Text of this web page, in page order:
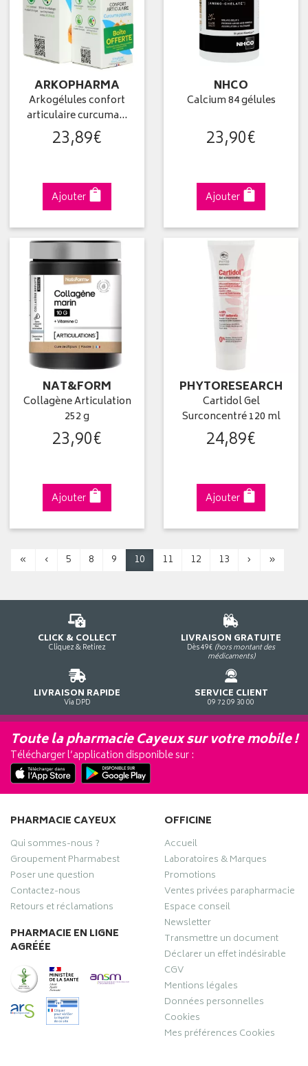
ARKOPHARMA
Arkogélules confort
articulaire curcuma…
23,89€
Ajouter
NHCO
Calcium 84 gélules
23,90€
Ajouter
NAT&FORM
Collagène Articulation
252 g
23,90€
Ajouter
PHYTORESEARCH
Cartidol Gel
Surconcentré 120 ml
24,89€
Ajouter
« ‹ 5 8 9 10 11 12 13 › »
CLICK & COLLECT
Cliquez & Retirez
LIVRAISON GRATUITE
Dès 49€ (hors montant des
médicaments)
LIVRAISON RAPIDE
Via DPD
SERVICE CLIENT
09 72 09 30 00
Toute la pharmacie Cayeux sur votre mobile !
Télécharger l’application disponible sur :
PHARMACIE CAYEUX
Qui sommes-nous ?
Groupement Pharmabest
Poser une question
Contactez-nous
Retours et réclamations
PHARMACIE EN LIGNE
AGRÉÉE
OFFICINE
Accueil
Laboratoires & Marques
Promotions
Ventes privées parapharmacie
Espace conseil
Newsletter
Transmettre un document
Déclarer un effet indésirable
CGV
Mentions légales
Données personnelles
Cookies
Mes préférences Cookies